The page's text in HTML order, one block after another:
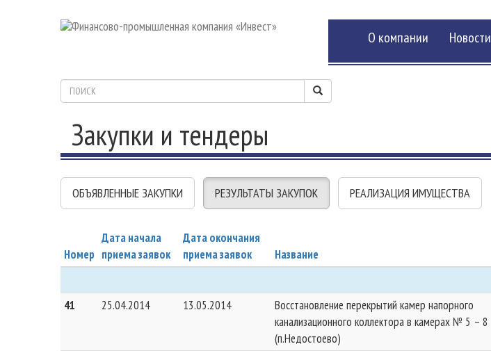
О компании Новости
Закупки и тендеры
ОБЪЯВЛЕННЫЕ ЗАКУПКИ РЕЗУЛЬТАТЫ ЗАКУПОК РЕАЛИЗАЦИЯ ИМУЩЕСТВА
Номер
Дата начала
приема заявок
Дата окончания
приема заявок
Название
41 25.04.2014 13.05.2014
Восстановление перекрытий камер напорного
канализационного коллектора в камерах № 5 – 8
(п.Недостоево)